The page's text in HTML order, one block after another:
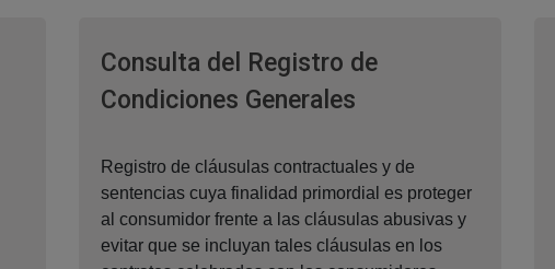
Consulta del Registro de
Condiciones GeneralesVentana nueva
Registro de cláusulas contractuales y de
sentencias cuya finalidad primordial es proteger
al consumidor frente a las cláusulas abusivas y
evitar que se incluyan tales cláusulas en los